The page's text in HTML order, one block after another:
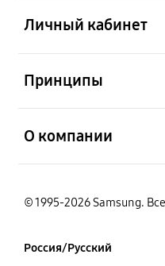
Личный кабинет
Принципы
О компании
© 1995-2026 Samsung.
Россия/Русский